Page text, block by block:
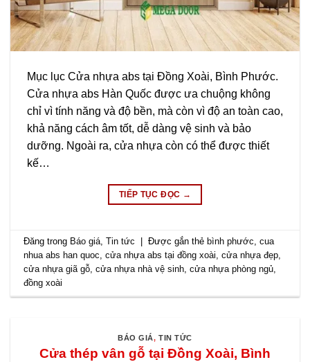
Mục lục Cửa nhựa abs tại Đồng Xoài, Bình Phước.
Cửa nhựa abs Hàn Quốc được ưa chuộng không
chỉ vì tính năng và độ bền, mà còn vì độ an toàn cao,
khả năng cách âm tốt, dễ dàng vệ sinh và bảo
dưỡng. Ngoài ra, cửa nhựa còn có thể được thiết
kế…
TIẾP TỤC ĐỌC →
Đăng trong Báo giá,Tin tức Được gắn thẻ bình phước,cua
nhua abs han quoc,cửa nhựa abs tại đồng xoài,cửa nhựa đẹp,
cửa nhựa giã gỗ,cửa nhựa nhà vệ sinh,cửa nhựa phòng ngủ,
đồng xoài
BÁO GIÁ,TIN TỨC
Cửa thép vân gỗ tại Đồng Xoài, Bình